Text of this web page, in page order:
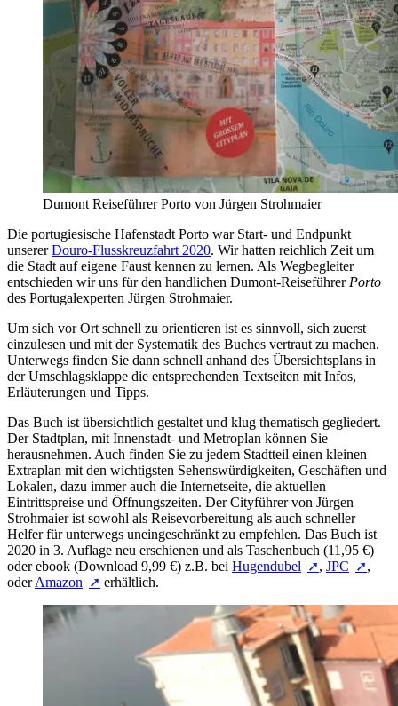
Dumont Reiseführer Porto von Jürgen Strohmaier
Die portugiesische Hafenstadt Porto war Start- und Endpunkt
unsererDouro-Flusskreuzfahrt 2020. Wir hatten reichlich Zeit um
die Stadt auf eigene Faust kennen zu lernen. Als Wegbegleiter
entschieden wir uns für den handlichen Dumont-ReiseführerPorto
des Portugalexperten Jürgen Strohmaier.
Um sich vor Ort schnell zu orientieren ist es sinnvoll, sich zuerst
einzulesen und mit der Systematik des Buches vertraut zu machen.
Unterwegs finden Sie dann schnell anhand des Übersichtsplans in
der Umschlagsklappe die entsprechenden Textseiten mit Infos,
Erläuterungen und Tipps.
Das Buch ist übersichtlich gestaltet und klug thematisch gegliedert.
Der Stadtplan, mit Innenstadt- und Metroplan können Sie
herausnehmen. Auch finden Sie zu jedem Stadtteil einen kleinen
Extraplan mit den wichtigsten Sehenswürdigkeiten, Geschäften und
Lokalen, dazu immer auch die Internetseite, die aktuellen
Eintrittspreise und Öffnungszeiten. Der Cityführer von Jürgen
Strohmaier ist sowohl als Reisevorbereitung als auch schneller
Helfer für unterwegs uneingeschränkt zu empfehlen. Das Buch ist
2020 in 3. Auflage neu erschienen und als Taschenbuch (11,95 €)
oder ebook (Download 9,99 €) z.B. bei Hugendubel , JPC
,
oderAmazon erhältlich.